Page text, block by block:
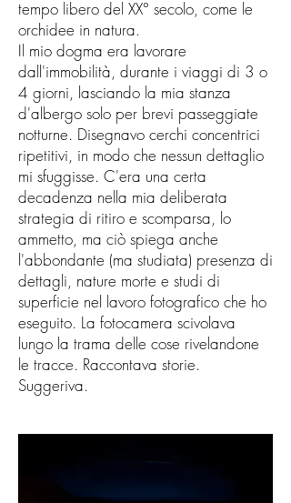
tempo libero del XX° secolo, come le
orchidee in natura.
Il mio dogma era lavorare
dall'immobilità, durante i viaggi di 3 o
4 giorni, lasciando la mia stanza
d'albergo solo per brevi passeggiate
notturne. Disegnavo cerchi concentrici
ripetitivi, in modo che nessun dettaglio
mi sfuggisse. C'era una certa
decadenza nella mia deliberata
strategia di ritiro e scomparsa, lo
ammetto, ma ciò spiega anche
l'abbondante (ma studiata) presenza di
dettagli, nature morte e studi di
superficie nel lavoro fotografico che ho
eseguito. La fotocamera scivolava
lungo la trama delle cose rivelandone
le tracce. Raccontava storie.
Suggeriva.